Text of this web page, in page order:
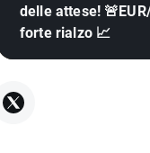
delle attese!
forte rialzo 📈